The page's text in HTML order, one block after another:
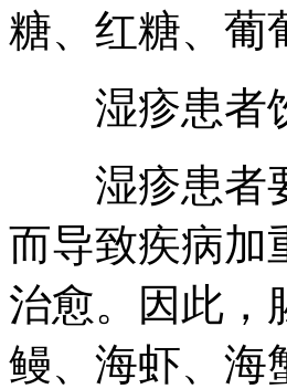
糖、红糖、葡
湿疹患者
湿疹患者要
而导致疾病
治愈。因此，
鳗、海虾、